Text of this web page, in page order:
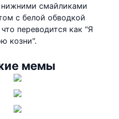
смайликами
с белой обводкой
переводится как "Я
козни".
мемы